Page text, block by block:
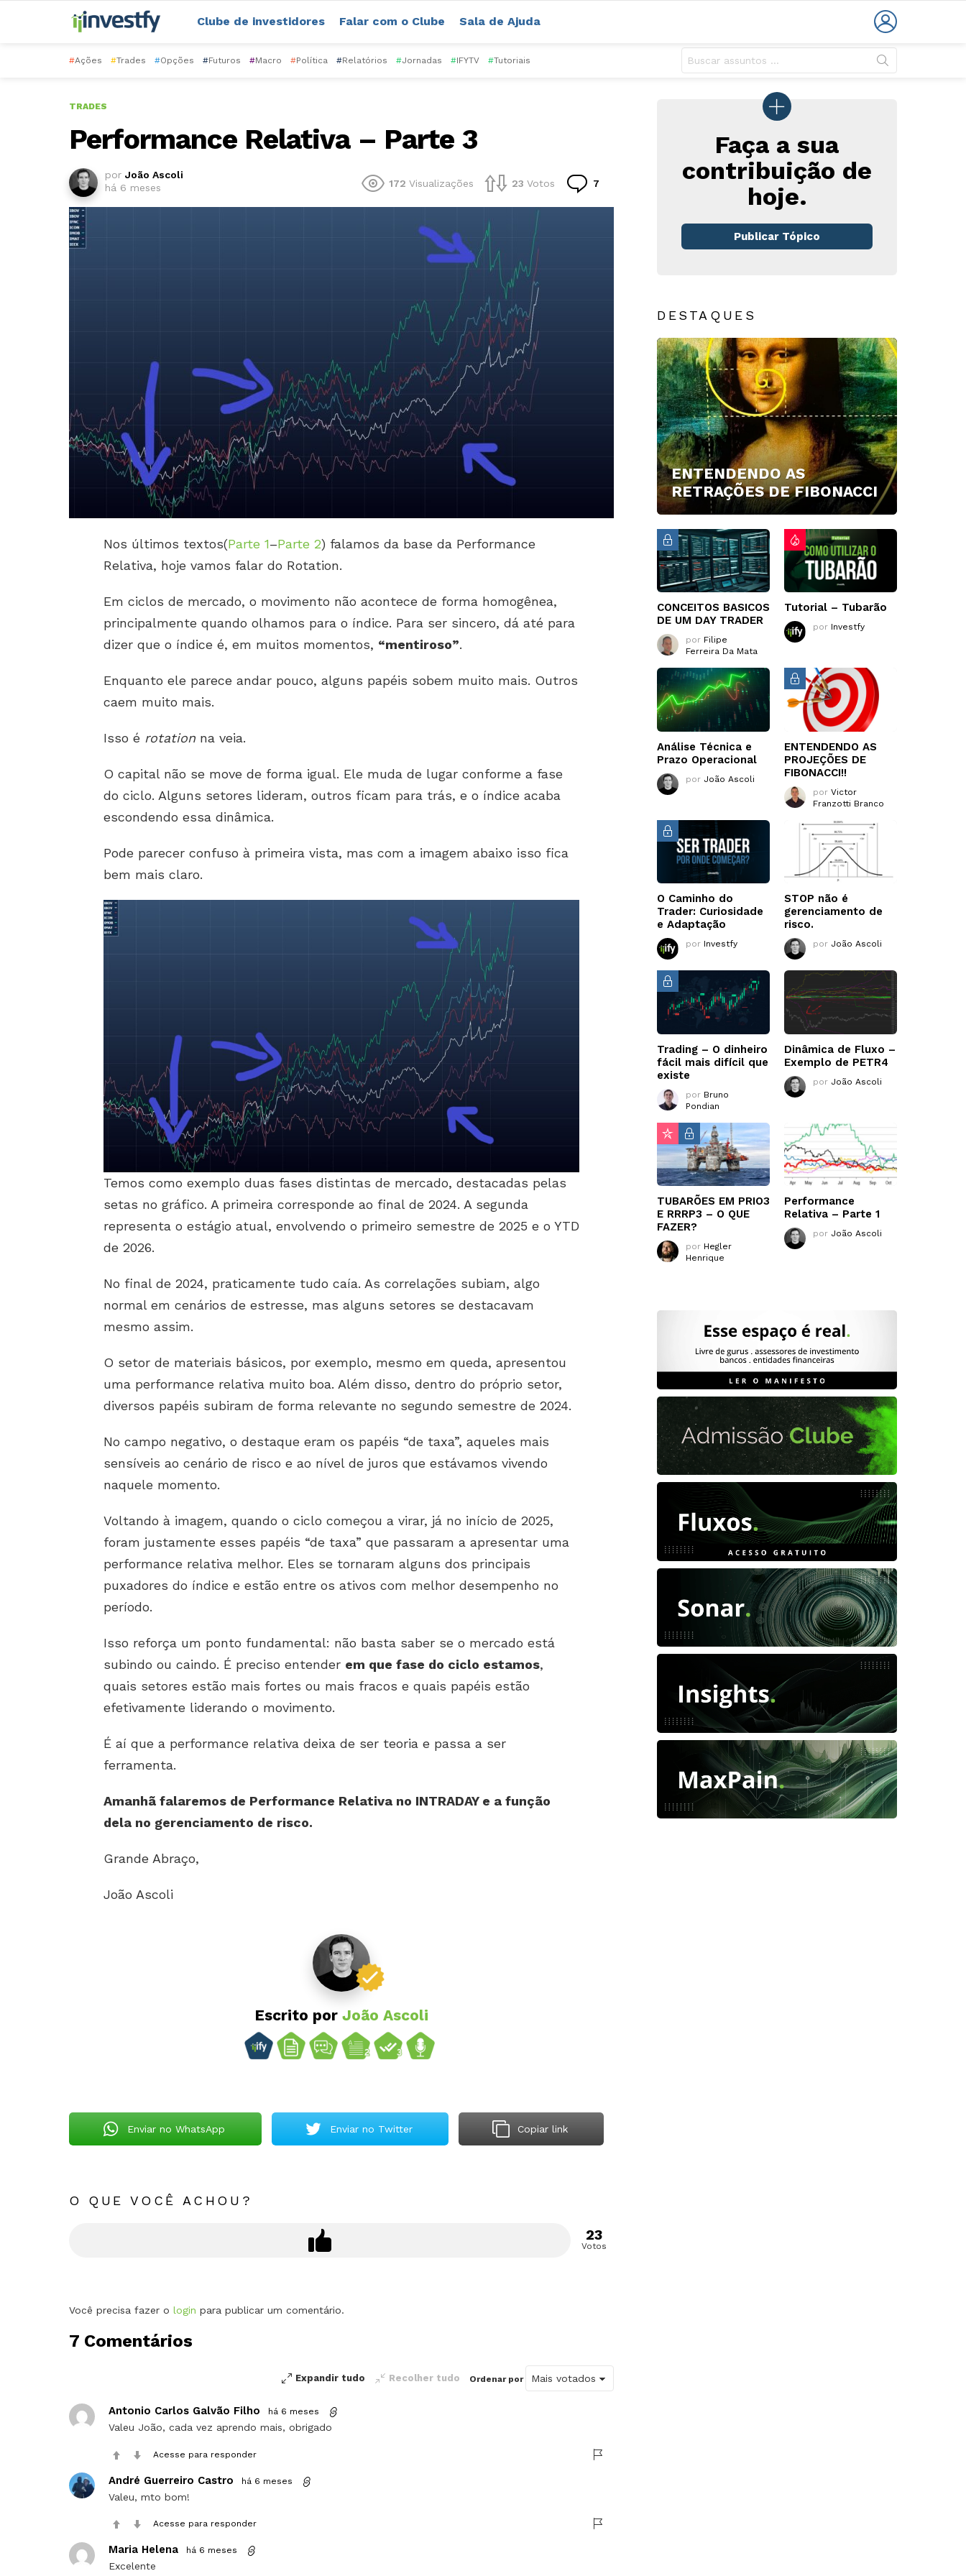
Clube de investidores Falar com o Clube Sala de Ajuda
#Ações #Trades #Opções #Futuros #Macro #Política #Relatórios #Jornadas #IFYTV #Tutoriais
TRADES
Performance Relativa – Parte 3
por João Ascoli
há 6 meses
172 Visualizações 23 Votos 7
Nos últimos textos(Parte 1–Parte 2) falamos da base da Performance
Relativa, hoje vamos falar do Rotation.
Em ciclos de mercado, o movimento não acontece de forma homogênea,
principalmente quando olhamos para o índice. Para ser sincero, dá até para
dizer que o índice é, em muitos momentos, “mentiroso”.
Enquanto ele parece andar pouco, alguns papéis sobem muito mais. Outros
caem muito mais.
Isso é rotation na veia.
O capital não se move de forma igual. Ele muda de lugar conforme a fase
do ciclo. Alguns setores lideram, outros ficam para trás, e o índice acaba
escondendo essa dinâmica.
Pode parecer confuso à primeira vista, mas com a imagem abaixo isso fica
bem mais claro.
Temos como exemplo duas fases distintas de mercado, destacadas pelas
setas no gráfico. A primeira corresponde ao final de 2024. A segunda
representa o estágio atual, envolvendo o primeiro semestre de 2025 e o YTD
de 2026.
No final de 2024, praticamente tudo caía. As correlações subiam, algo
normal em cenários de estresse, mas alguns setores se destacavam
mesmo assim.
O setor de materiais básicos, por exemplo, mesmo em queda, apresentou
uma performance relativa muito boa. Além disso, dentro do próprio setor,
diversos papéis subiram de forma relevante no segundo semestre de 2024.
No campo negativo, o destaque eram os papéis “de taxa”, aqueles mais
sensíveis ao cenário de risco e ao nível de juros que estávamos vivendo
naquele momento.
Voltando à imagem, quando o ciclo começou a virar, já no início de 2025,
foram justamente esses papéis “de taxa” que passaram a apresentar uma
performance relativa melhor. Eles se tornaram alguns dos principais
puxadores do índice e estão entre os ativos com melhor desempenho no
período.
Isso reforça um ponto fundamental: não basta saber se o mercado está
subindo ou caindo. É preciso entender em que fase do ciclo estamos,
quais setores estão mais fortes ou mais fracos e quais papéis estão
efetivamente liderando o movimento.
É aí que a performance relativa deixa de ser teoria e passa a ser
ferramenta.
Amanhã falaremos de Performance Relativa no INTRADAY e a função
dela no gerenciamento de risco.
Grande Abraço,
João Ascoli
Escrito por João Ascoli
Enviar no WhatsApp Enviar no Twitter Copiar link
O QUE VOCÊ ACHOU?
23
Votos
Deixe
comentário
Você precisa fazer o login para publicar um comentário.
7 Comentários
Expandir tudo Recolher tudo Ordenar por
Antonio Carlos Galvão Filho há 6 meses
Valeu João, cada vez aprendo mais, obrigado
Acesse para responder
André Guerreiro Castro há 6 meses
Valeu, mto bom!
Acesse para responder
Maria Helena há 6 meses
Excelente
Faça a sua
contribuição de
hoje.
Publicar Tópico
DESTAQUES
ENTENDENDO AS
RETRAÇÕES DE FIBONACCI
CONCEITOS BASICOS
DE UM DAY TRADER
por Filipe
Ferreira Da Mata
Tutorial – Tubarão
por Investfy
Análise Técnica e
Prazo Operacional
por João Ascoli
ENTENDENDO AS
PROJEÇÕES DE
FIBONACCI!!
por Victor
Franzotti Branco
O Caminho do
Trader: Curiosidade
e Adaptação
por Investfy
STOP não é
gerenciamento de
risco.
por João Ascoli
Trading – O dinheiro
fácil mais difícil que
existe
por Bruno
Pondian
Dinâmica de Fluxo –
Exemplo de PETR4
por João Ascoli
TUBARÕES EM PRIO3
E RRRP3 – O QUE
FAZER?
por Hegler
Henrique
Performance
Relativa – Parte 1
por João Ascoli